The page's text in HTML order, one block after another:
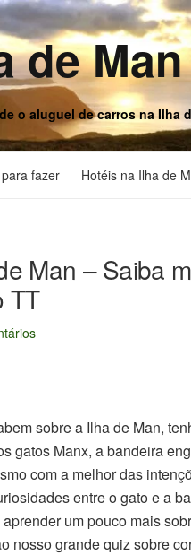
de
o aluguel de carros na Ilha
fazer Hotéis na Ilha de
Man – Saiba
TT
sobre a Ilha de Man,
gatos Manx, a bandeira
com a melhor das
entre o gato e a
um pouco mais
nosso grande quiz sobre